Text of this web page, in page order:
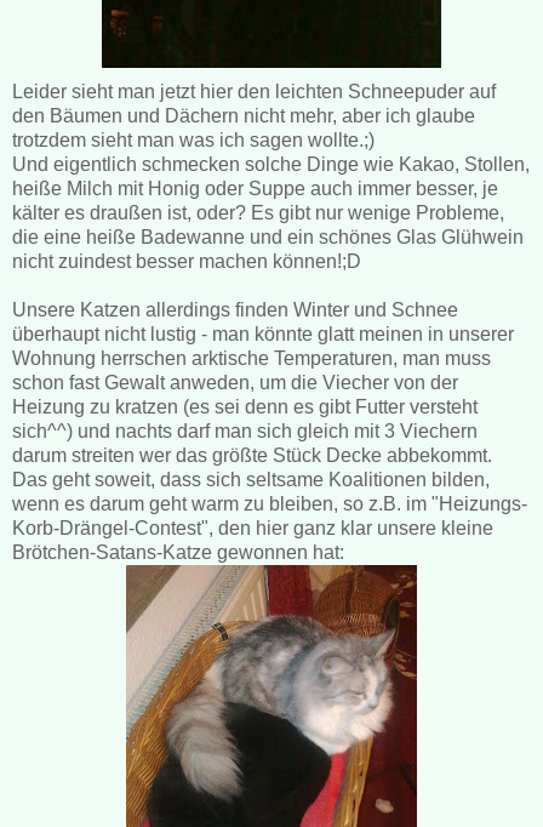
Leider sieht man jetzt hier den leichten Schneepuder auf
den Bäumen und Dächern nicht mehr, aber ich glaube
trotzdem sieht man was ich sagen wollte.;)
Und eigentlich schmecken solche Dinge wie Kakao, Stollen,
heiße Milch mit Honig oder Suppe auch immer besser, je
kälter es draußen ist, oder? Es gibt nur wenige Probleme,
die eine heiße Badewanne und ein schönes Glas Glühwein
nicht zuindest besser machen können!;D
Unsere Katzen allerdings finden Winter und Schnee
überhaupt nicht lustig - man könnte glatt meinen in unserer
Wohnung herrschen arktische Temperaturen, man muss
schon fast Gewalt anweden, um die Viecher von der
Heizung zu kratzen (es sei denn es gibt Futter versteht
sich^^) und nachts darf man sich gleich mit 3 Viechern
darum streiten wer das größte Stück Decke abbekommt.
Das geht soweit, dass sich seltsame Koalitionen bilden,
wenn es darum geht warm zu bleiben, so z.B. im "Heizungs-
Korb-Drängel-Contest", den hier ganz klar unsere kleine
Brötchen-Satans-Katze gewonnen hat: